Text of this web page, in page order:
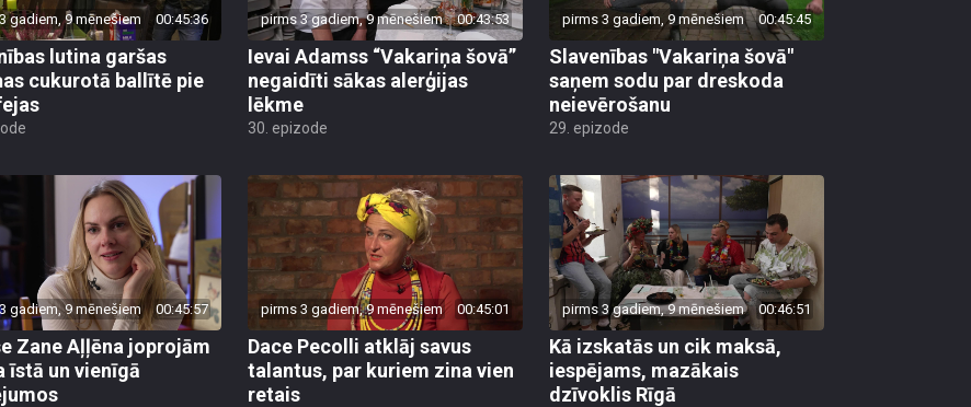
gadiem, 9 mēnešiem 00:45:36
lutina garšas
cukurotā ballītē pie
pirms 3 gadiem, 9 mēnešiem 00:43:53
Ievai Adamss “Vakariņa šovā”
negaidīti sākas alerģijas
lēkme
30. epizode
pirms 3 gadiem, 9 mēnešiem 00:45:45
Slavenības "Vakariņa šovā"
saņem sodu par dreskoda
neievērošanu
29. epizode
gadiem, 9 mēnešiem 00:45:57
Zane Aļļēna joprojām
īstā un vienīgā
pirms 3 gadiem, 9 mēnešiem 00:45:01
Dace Pecolli atklāj savus
talantus, par kuriem zina vien
retais
pirms 3 gadiem, 9 mēnešiem 00:46:51
Kā izskatās un cik maksā,
iespējams, mazākais
dzīvoklis Rīgā